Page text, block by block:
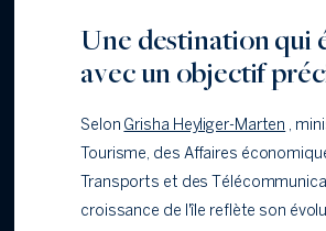
Une destination qui
avec un objectif
Selon Grisha Heyliger-Marten ,
Tourisme, des Affaires
Transports et des
croissance de l'île reflète son